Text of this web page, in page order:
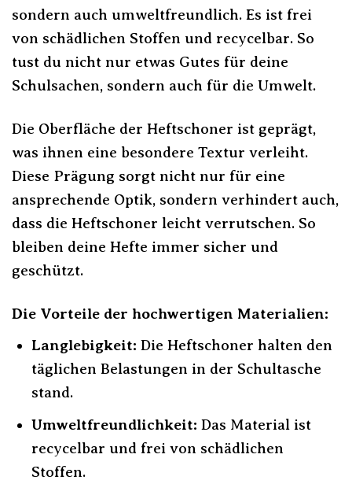
sondern auch umweltfreundlich. Es ist frei
von schädlichen Stoffen und recycelbar. So
tust du nicht nur etwas Gutes für deine
Schulsachen, sondern auch für die Umwelt.
Die Oberfläche der Heftschoner ist geprägt,
was ihnen eine besondere Textur verleiht.
Diese Prägung sorgt nicht nur für eine
ansprechende Optik, sondern verhindert auch,
dass die Heftschoner leicht verrutschen. So
bleiben deine Hefte immer sicher und
geschützt.
Die Vorteile der hochwertigen Materialien:
Langlebigkeit: Die Heftschoner halten den
täglichen Belastungen in der Schultasche
stand.
Umweltfreundlichkeit: Das Material ist
recycelbar und frei von schädlichen
Stoffen.